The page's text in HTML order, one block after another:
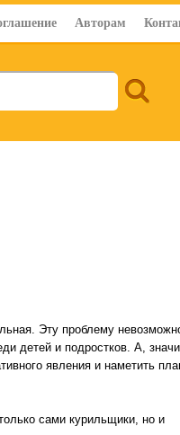
Авторам
Эту проблему
детей и подростков. А,
явления и наметить
сами курильщики, но и